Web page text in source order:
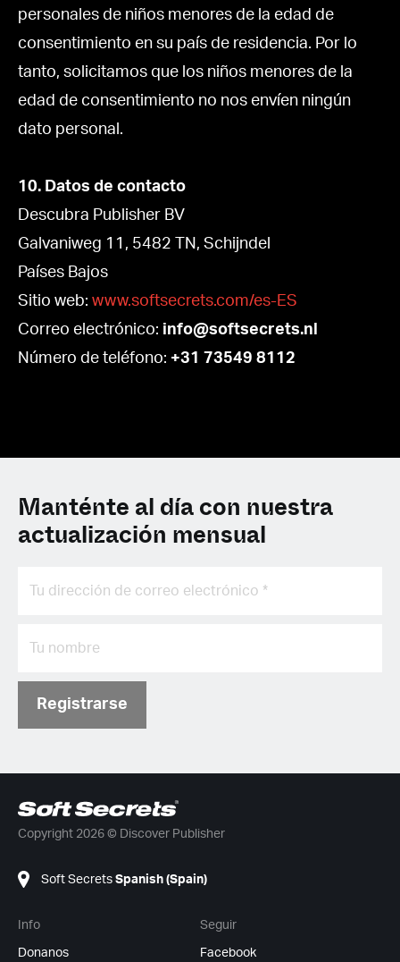
personales de niños menores de la edad de
consentimiento en su país de residencia. Por lo
tanto, solicitamos que los niños menores de la
edad de consentimiento no nos envíen ningún
dato personal.
10. Datos de contacto
Descubra Publisher BV
Galvaniweg 11, 5482 TN, Schijndel
Países Bajos
Sitio web: www.softsecrets.com/es-ES
Correo electrónico: info@softsecrets.nl
Número de teléfono: +31 73549 8112
Manténte al día con nuestra
actualización mensual
Registrarse
Copyright 2026 © Discover Publisher
Soft Secrets Spanish (Spain)
Info
Donanos
Seguir
Facebook